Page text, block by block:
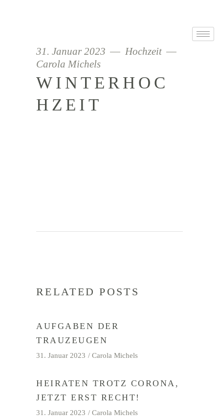
31. Januar 2023
Hochzeit
Carola Michels
WINTERHOC
HZEIT
RELATED POSTS
AUFGABEN DER
TRAUZEUGEN
31. Januar 2023 Carola Michels
HEIRATEN TROTZ CORONA,
JETZT ERST RECHT!
31. Januar 2023 Carola Michels